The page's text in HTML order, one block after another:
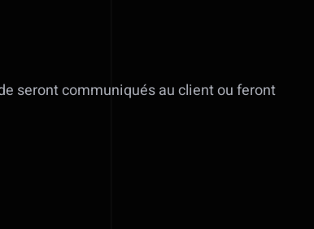
seront communiqués au client ou feront